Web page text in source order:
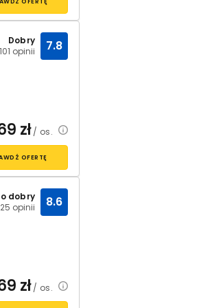
Dobry
101 opinii
7.8
zł/ os.
OFERTĘ
dobry
opinii
8.6
zł/ os.